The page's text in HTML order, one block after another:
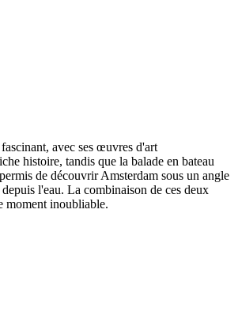
avec ses œuvres d'art
histoire, tandis que la balade en bateau
de découvrir Amsterdam sous un angle
l'eau. La combinaison de ces deux
moment inoubliable.